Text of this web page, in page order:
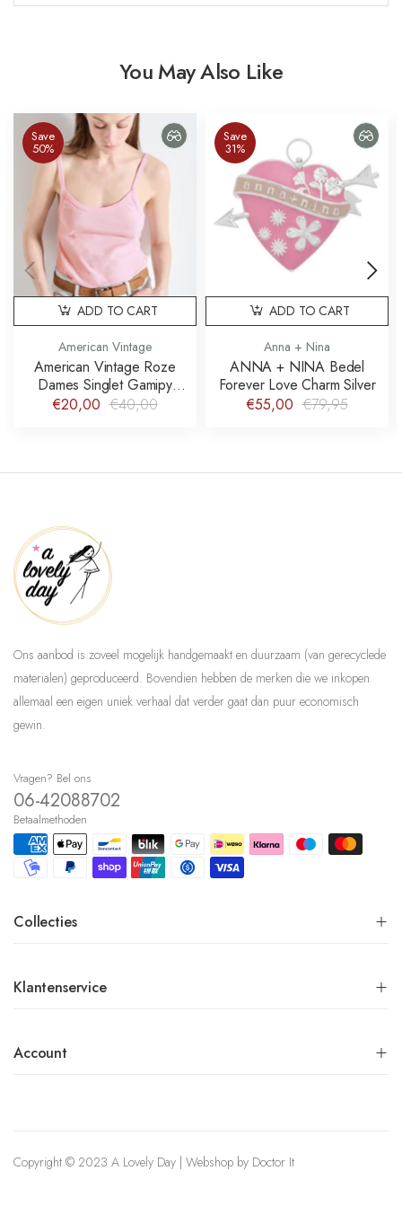
You May Also Like
Save
50%
American Vintage
American Vintage Roze
Dames Singlet Gamipy
Kersenbloesem Cherry
€20,00 €40,00
ADD TO CART
Save
31%
Anna + Nina
ANNA + NINA Bedel
Forever Love Charm Silver
€55,00 €79,95
ADD TO CART
Ons aanbod is zoveel mogelijk handgemaakt en duurzaam (van gerecyclede
materialen) geproduceerd. Bovendien hebben de merken die we inkopen
allemaal een eigen uniek verhaal dat verder gaat dan puur economisch
gewin.
Vragen? Bel ons
06-42088702
Betaalmethoden
Collecties
Klantenservice
Account
Copyright © 2023 A Lovely Day | Webshop by Doctor It